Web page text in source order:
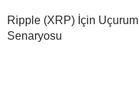
Ripple (XRP) İçin Uçurum
Senaryosu